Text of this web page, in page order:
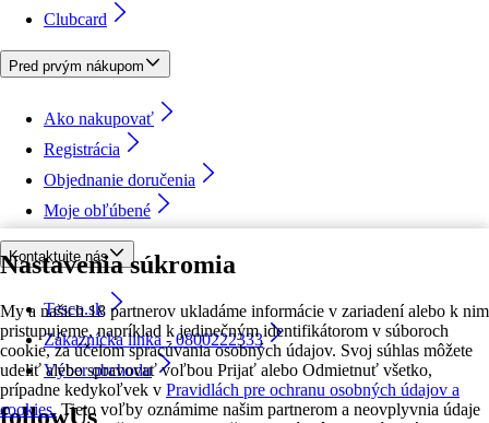
Nastavenia súkromia
My a našich 18 partnerov ukladáme informácie v zariadení alebo k nim
pristupujeme, napríklad k jedinečným identifikátorom v súboroch
cookie, za účelom spracúvania osobných údajov. Svoj súhlas môžete
udeliť alebo spravovať voľbou Prijať alebo Odmietnuť všetko,
prípadne kedykoľvek v Pravidlách pre ochranu osobných údajov a
cookies. Tieto voľby oznámime našim partnerom a neovplyvnia údaje
Clubcard
Pred prvým nákupom
Ako nakupovať
Registrácia
Objednanie doručenia
Moje obľúbené
Kontaktujte nás
Tesco.sk
Zákaznícka linka - 0800222333
Výber obchodu
followUs